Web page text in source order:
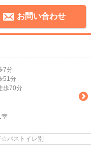
お問い合わせ
7分
51分
歩70分
室
バストイレ別